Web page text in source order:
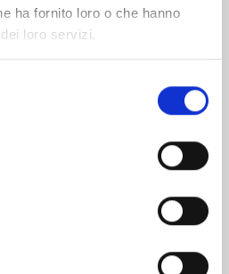
ha fornito loro o che hanno
loro servizi.